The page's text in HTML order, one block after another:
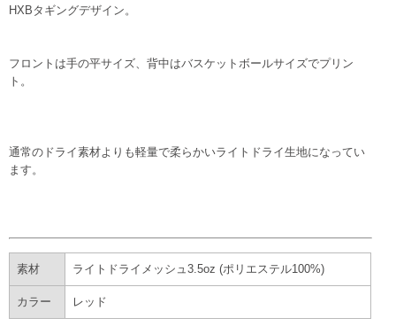
HXBタギングデザイン。
フロントは手の平サイズ、背中はバスケットボールサイズでプリン
ト。
通常のドライ素材よりも軽量で柔らかいライトドライ生地になってい
ます。
素材 ライトドライメッシュ3.5oz (ポリエステル100%)
カラー レッド